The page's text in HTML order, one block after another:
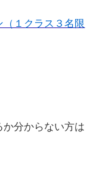
１クラス３名限
か分からない方は